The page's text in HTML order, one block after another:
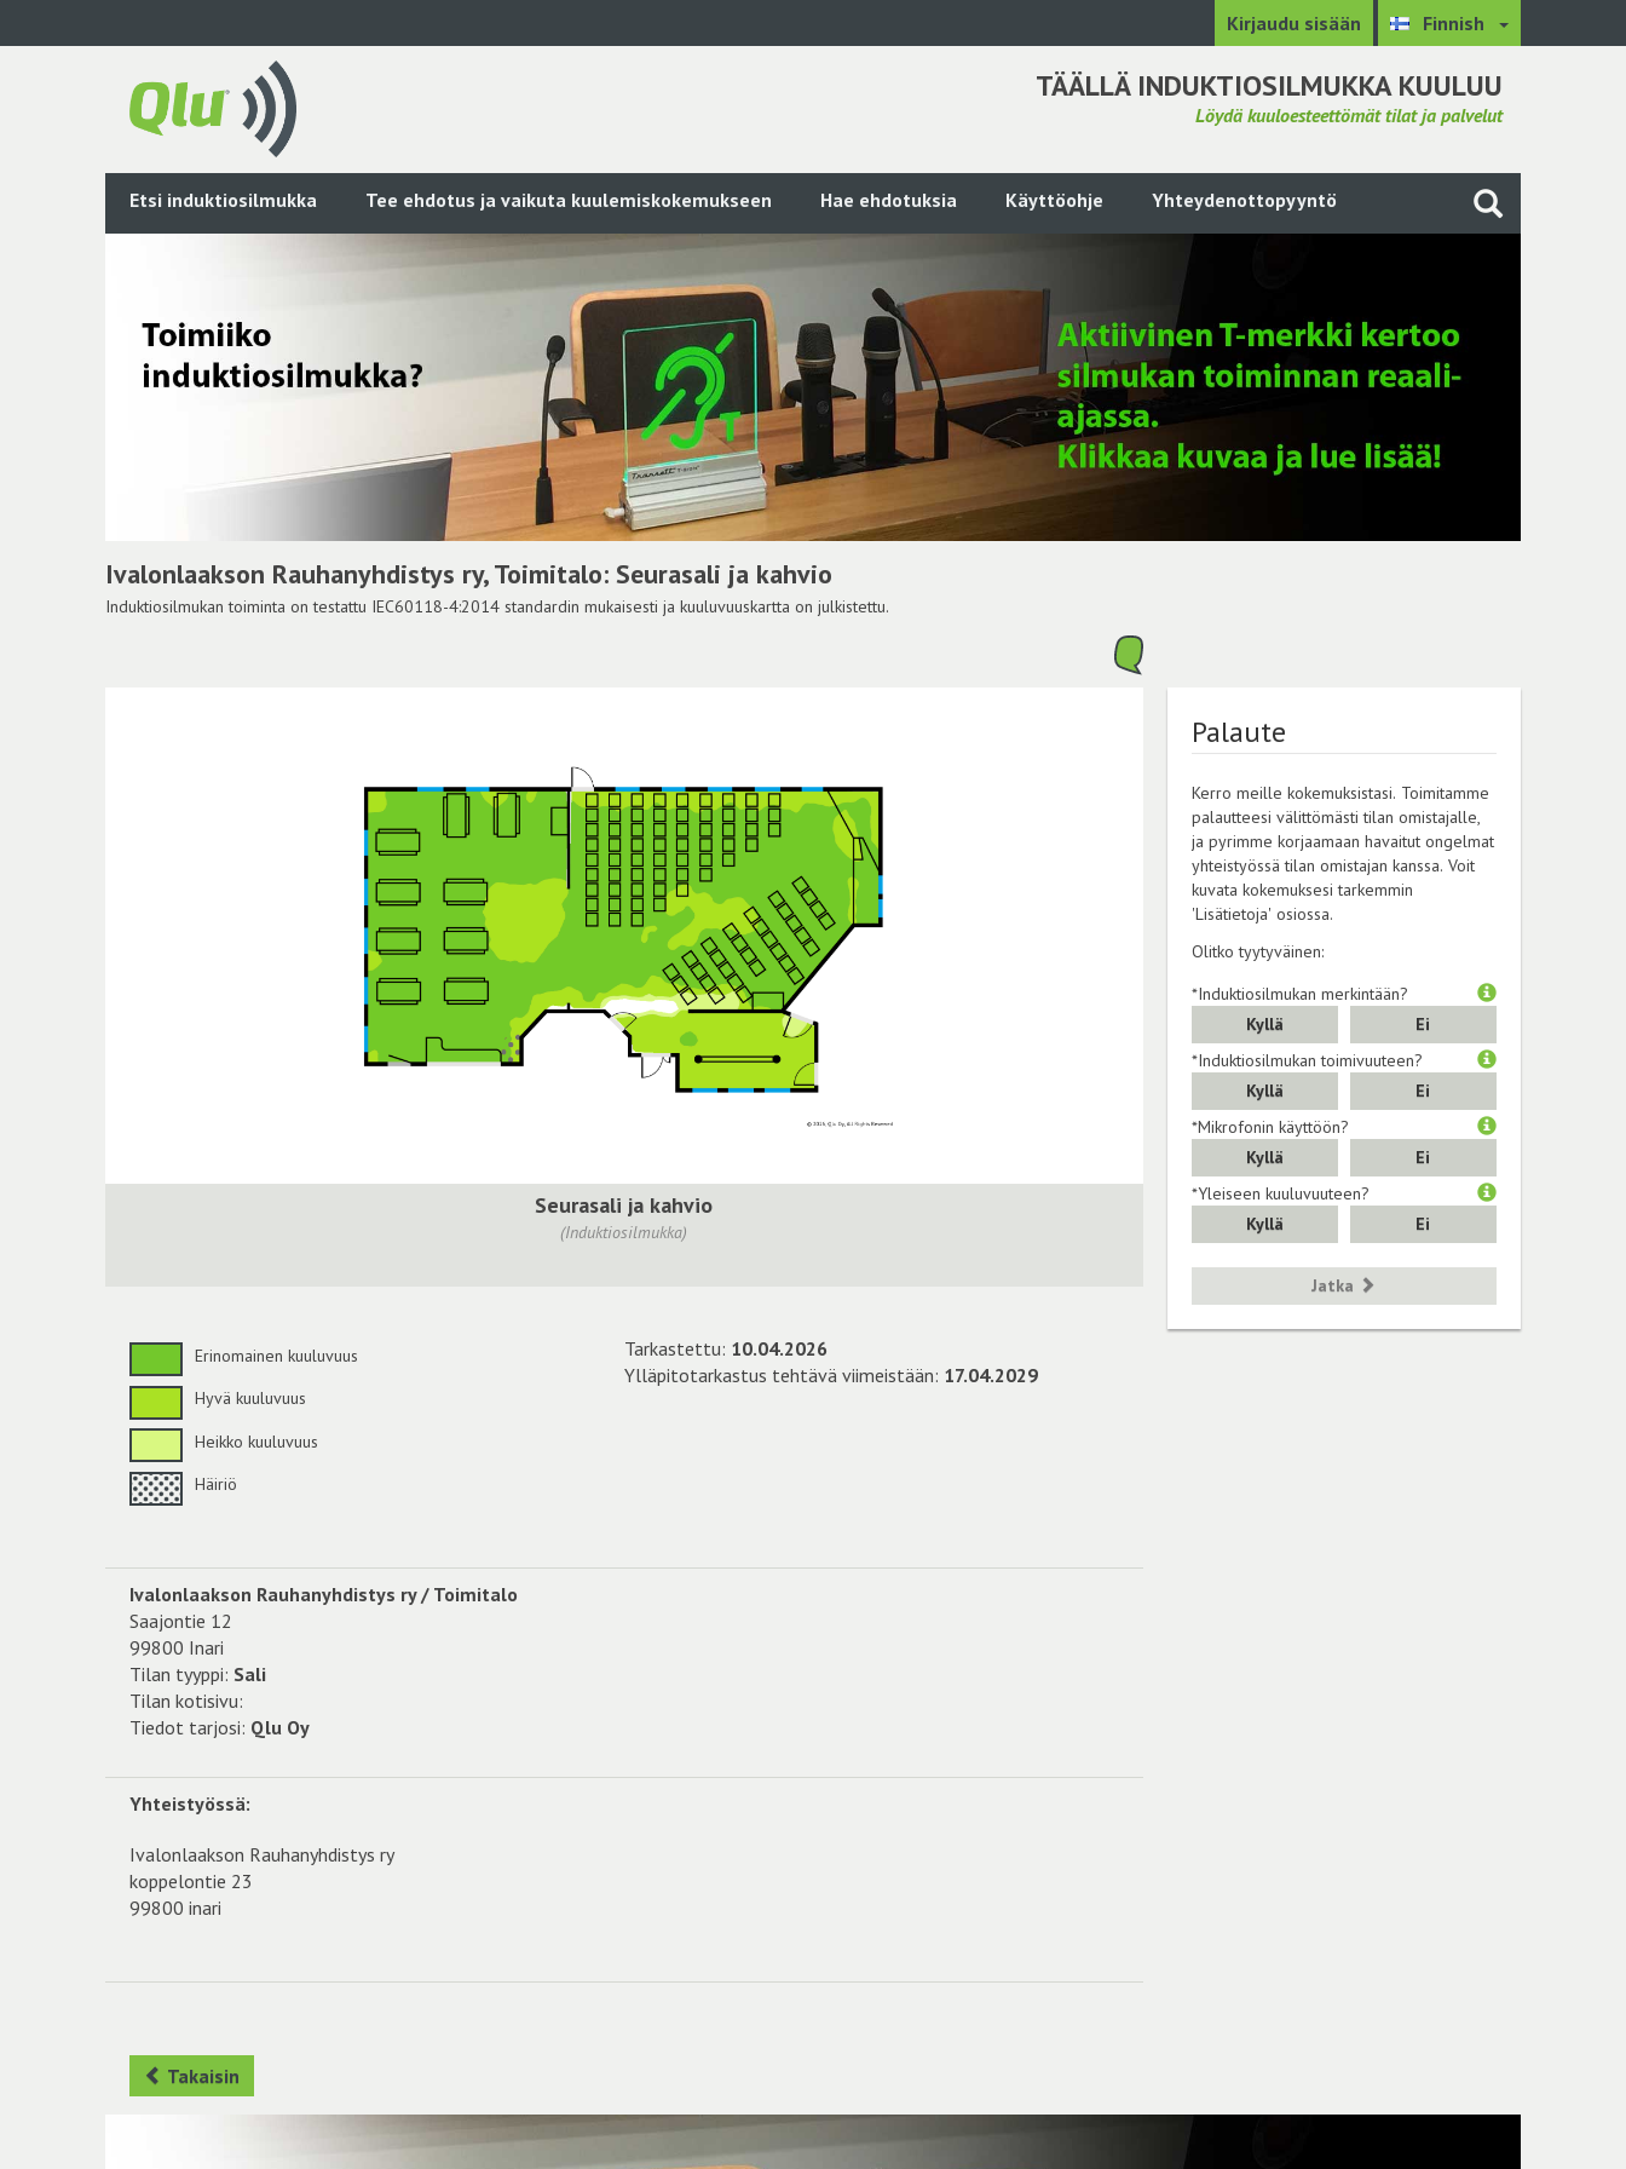
Kirjaudu sisään Finnish
TÄÄLLÄ INDUKTIOSILMUKKA KUULUU
Löydä kuuloesteettömät tilat ja palvelut
Etsi induktiosilmukka Tee ehdotus ja vaikuta kuulemiskokemukseen Hae ehdotuksia Käyttöohje Yhteydenottopyyntö
Ivalonlaakson Rauhanyhdistys ry, Toimitalo: Seurasali ja kahvio
Induktiosilmukan toiminta on testattu IEC60118-4:2014 standardin mukaisesti ja kuuluvuuskartta on julkistettu.
Seurasali ja kahvio
(Induktiosilmukka)
Erinomainen kuuluvuus
Hyvä kuuluvuus
Heikko kuuluvuus
Häiriö
Tarkastettu: 10.04.2026
Ylläpitotarkastus tehtävä viimeistään: 17.04.2029
Ivalonlaakson Rauhanyhdistys ry / Toimitalo
Saajontie 12
99800 Inari
Tilan tyyppi: Sali
Tilan kotisivu:
Tiedot tarjosi: Qlu Oy
Yhteistyössä:
Ivalonlaakson Rauhanyhdistys ry
koppelontie 23
99800 inari
Palaute
Kerro meille kokemuksistasi. Toimitamme
palautteesi välittömästi tilan omistajalle,
ja pyrimme korjaamaan havaitut ongelmat
yhteistyössä tilan omistajan kanssa. Voit
kuvata kokemuksesi tarkemmin
'Lisätietoja' osiossa.
Olitko tyytyväinen:
*Induktiosilmukan merkintään?
Kyllä
Ei
*Induktiosilmukan toimivuuteen?
Kyllä
Ei
*Mikrofonin käyttöön?
Kyllä
Ei
*Yleiseen kuuluvuuteen?
Kyllä
Ei
Jatka
Takaisin